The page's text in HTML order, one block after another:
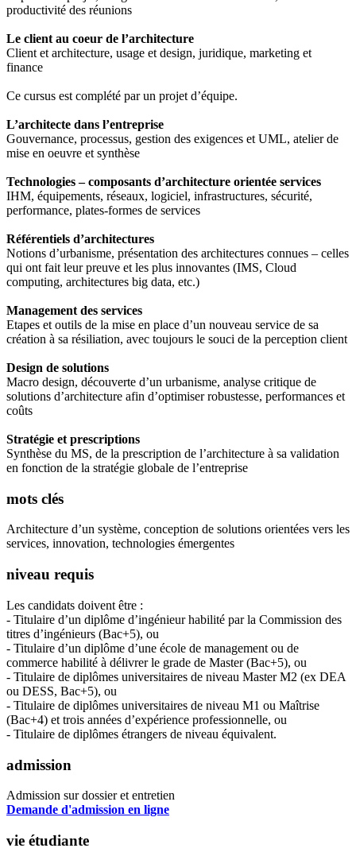
productivité des réunions
Le client au coeur de l’architecture
Client et architecture, usage et design, juridique, marketing et
finance
Ce cursus est complété par un projet d’équipe.
L’architecte dans l’entreprise
Gouvernance, processus, gestion des exigences et UML, atelier de
mise en oeuvre et synthèse
Technologies – composants d’architecture orientée services
IHM, équipements, réseaux, logiciel, infrastructures, sécurité,
performance, plates-formes de services
Référentiels d’architectures
Notions d’urbanisme, présentation des architectures connues – celles
qui ont fait leur preuve et les plus innovantes (IMS, Cloud
computing, architectures big data, etc.)
Management des services
Etapes et outils de la mise en place d’un nouveau service de sa
création à sa résiliation, avec toujours le souci de la perception client
Design de solutions
Macro design, découverte d’un urbanisme, analyse critique de
solutions d’architecture afin d’optimiser robustesse, performances et
coûts
Stratégie et prescriptions
Synthèse du MS, de la prescription de l’architecture à sa validation
en fonction de la stratégie globale de l’entreprise
mots clés
Architecture d’un système, conception de solutions orientées vers les
services, innovation, technologies émergentes
niveau requis
Les candidats doivent être :
- Titulaire d’un diplôme d’ingénieur habilité par la Commission des
titres d’ingénieurs (Bac+5), ou
- Titulaire d’un diplôme d’une école de management ou de
commerce habilité à délivrer le grade de Master (Bac+5), ou
- Titulaire de diplômes universitaires de niveau Master M2 (ex DEA
ou DESS, Bac+5), ou
- Titulaire de diplômes universitaires de niveau M1 ou Maîtrise
(Bac+4) et trois années d’expérience professionnelle, ou
- Titulaire de diplômes étrangers de niveau équivalent.
admission
Admission sur dossier et entretien
Demande d'admission en ligne
vie étudiante